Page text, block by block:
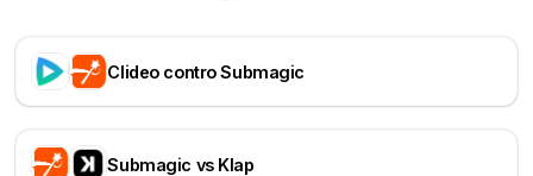
Clideo contro Submagic
Submagic vs Klap